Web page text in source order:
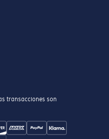
transacciones son